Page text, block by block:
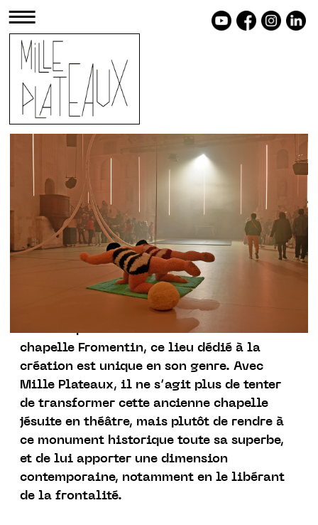
≡
Centre Chorégraphique National La
Rochelle
LE LIEU
Le Centre Chorégraphique National de La
Rochelle est certainement, parmi les dix-
neuf CCN de France, l’un des plus beaux.
Situé en plein coeur de la ville dans la
chapelle Fromentin, ce lieu dédié à la
création est unique en son genre. Avec
Mille Plateaux, il ne s’agit plus de tenter
de transformer cette ancienne chapelle
jésuite en théâtre, mais plutôt de rendre à
ce monument historique toute sa superbe,
et de lui apporter une dimension
contemporaine, notamment en le libérant
de la frontalité.